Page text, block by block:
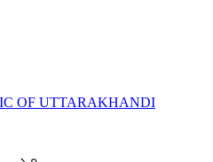
OF UTTARAKHANDI